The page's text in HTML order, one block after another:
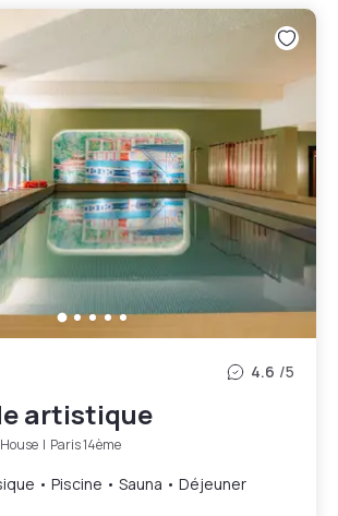
4.6 /5
artistique
| Paris 14ème
• Piscine • Sauna • Déjeuner